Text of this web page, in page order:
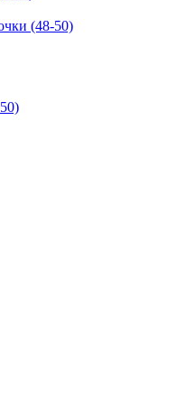
(48-50)